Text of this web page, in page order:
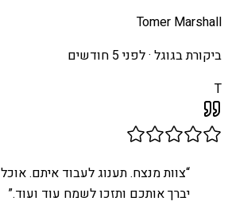
Tomer Marshall
ביקורת בגוגל ·לפני 5 חודשים
T
“צוות מנצח. תענוג לעבוד איתם.
יברך אותכם ותזכו לשמח עוד ועוד.”